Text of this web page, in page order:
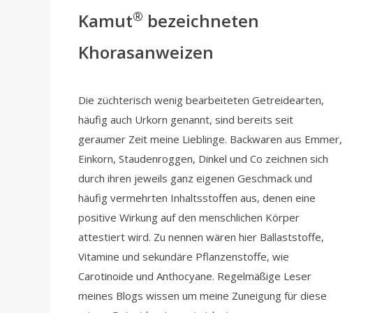
Kamut® bezeichneten
Khorasanweizen
Die züchterisch wenig bearbeiteten Getreidearten,
häufig auch Urkorn genannt, sind bereits seit
geraumer Zeit meine Lieblinge. Backwaren aus Emmer,
Einkorn, Staudenroggen, Dinkel und Co zeichnen sich
durch ihren jeweils ganz eigenen Geschmack und
häufig vermehrten Inhaltsstoffen aus, denen eine
positive Wirkung auf den menschlichen Körper
attestiert wird. Zu nennen wären hier Ballaststoffe,
Vitamine und sekundäre Pflanzenstoffe, wie
Carotinoide und Anthocyane. Regelmäßige Leser
meines Blogs wissen um meine Zuneigung für diese